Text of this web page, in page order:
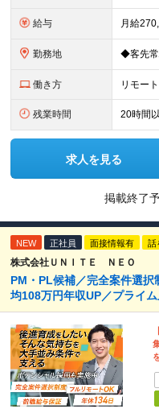
給与
勤務地
働き方 リモー
残業時間 20時間
求人を見る
掲載終了
NEW 正社員 面接情報有 話
株式会社ＵＮＩＴＥ ＮＥＯ
PM・PL候補／完全案件選
均108万円年収UP／プライ